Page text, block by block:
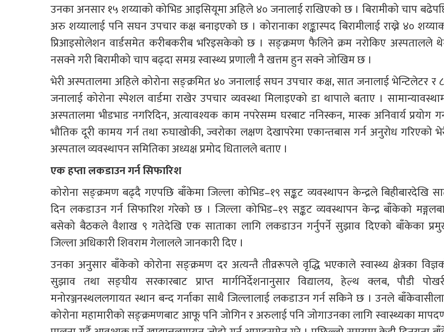
उनका अनसार १५ शय्याको कोभिड आइसियूमा अहिले ४० जनालाई राखिएको छ । बिरामीको चाप
अरु शय्यालाई पनि सघन उपचार कक्ष बनाइएको छ । कोरानाका शङ्कास्पद बिरामीलाई राख्ने ४०
प्रिआइसोलेशन वार्डसमेत करीबकरीब भरिइसकेको छ । सङ्क्रमण फैलिने क्रम नरोकिए अस्पतालले
नसक्ने गरी बिरामीको चाप बढ्दा समग्र स्वास्थ्य प्रणाली नै खत्तम हुन सक्ने जोखिम छ ।
भेरी अस्पतालमा अहिले कोरोना सङ्क्रमित ४० जनालाई सघन उपचार कक्ष, सात जनालाई भेन्टिलेटर र
जनालाई कोरोना स्पेशल वार्डमा राखेर उपचार व्यवस्था मिलाइएको डा थापाले बताए ।
अस्पतालमा भीडभाड नगरिदिन, अत्यावश्यक काम नपरेसम्म घरबाट ननिस्कन, मास्क अनिवार्य प्रयोग
भौतिक दूरी कामय गर्न तथा रुघाखोकी, ज्वरोका लक्षण देखापरेमा एकान्तबास गर्न अनुरोध गरिएको
अस्पताल व्यवस्थापन समितिका अध्यक्ष प्रमोद धितालले बताए ।
एक हप्ता लकडाउन गर्न सिफारिश
कोरोना सङ्क्रमण बढ्दै गएपछि बाँकेमा जिल्ला कोभिड–१९ सङ्कट व्यवस्थापन केन्द्रले बिहीबारदेखि
दिन लकडाउन गर्न सिफारिश गरेको छ । जिल्ला कोभिड–१९ सङ्कट व्यवस्थापन केन्द्र बाँकेको
बसेको बैठकले वैशाख ९ गतेदेखि एक साताका लागि लकडाउन गर्नुपर्ने सुझाव दिएको बाँकेका
जिल्ला अधिकारी शिवराम गेलालले जानकारी दिए ।
उनका अनुसार बाँकेको कोरोना सङ्क्रमण दर अत्यन्तै तीव्ररूपले वृद्धि भएकाले स्वास्थ्य क्षेत्रका
सुझाव तथा सङ्घीय सरकारबाट प्राप्त मार्गनिर्देशनानुसार विद्यालय, हेल्थ क्लब, पौडी
मनोरञ्जनस्थललगायत स्थान बन्द गर्नाका साथै जिल्लालाई लकडाउन गर्न सकिने छ । उनले
कोरोना महामारीको सङ्क्रमणबाट आफू पनि जोगिन र अरुलाई पनि जोगाउनका लागि स्वास्थ्यका